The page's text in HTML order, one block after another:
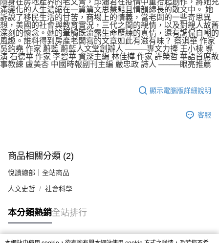
隱身在房地產界的老文青，邱瀟君在疫情中重拾起創作，將她充
滿變化的人生濃縮在一篇篇文思慧黠且情韻綿長的散文中。 她
訴說了移民生活的甘苦，商場上的情義，當老闆的一些奇思異
想，美國的社會與教育實況，三代之間的親情，以及對親人故舊
深刻的懷念。她的筆觸既流露生命歷練的真情，還有調侃自嘲的
風趣。誰料得到房產老闆寫的文章如此有滋有味？ 蔡淇華 作家
吳鈞堯 作家 蔚藍 蔚藍人文堂創辦人 ────專文力捧 王小棣 導
演 石德華 作家 李碧華 資深主編 林佳樺 作家 許榮哲 華語首席故
事教練 盧美杏 中國時報副刊主編 嚴忠政 詩人 ────眼亮推薦
顯示電腦版詳細說明
客服
商品相關分類 (2)
悅讀總部｜全站商品
人文史哲 社會科學
本分類熱銷全站排行